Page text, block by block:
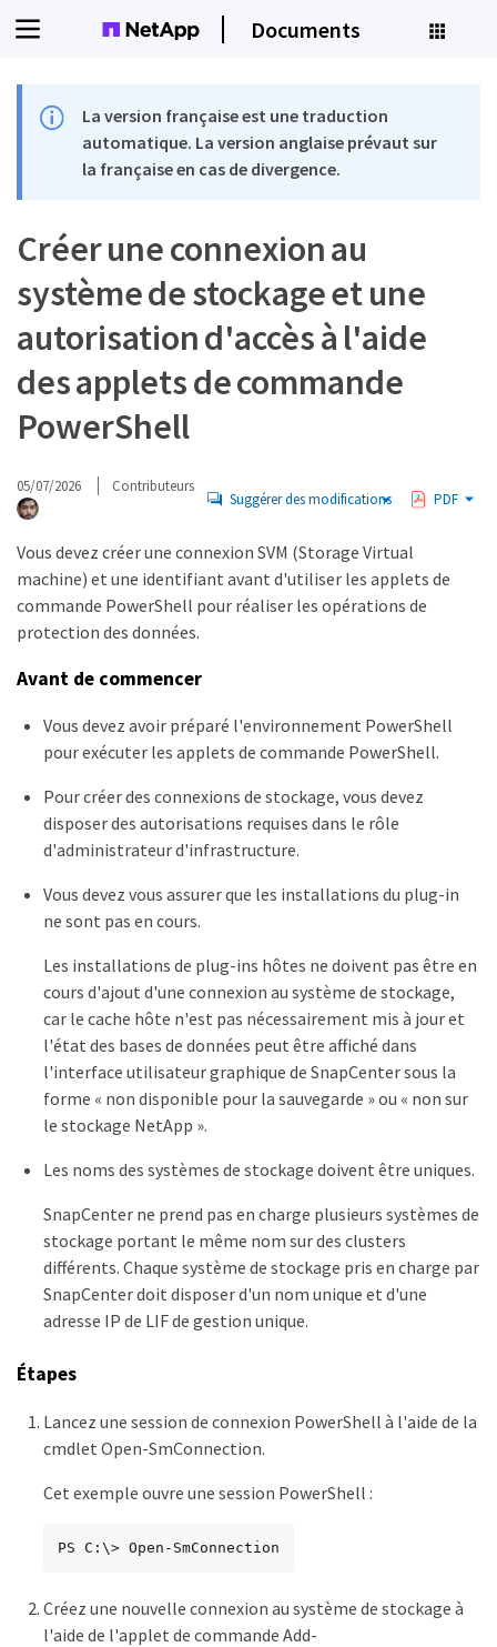
Documents
La version française est une traduction
automatique. La version anglaise prévaut sur
la française en cas de divergence.
Créer une connexion au
système de stockage et une
autorisation d'accès à l'aide
des applets de commande
PowerShell
05/07/2026 Contributeurs
Suggérer des modifications PDF
Vous devez créer une connexion SVM (Storage Virtual
machine) et une identifiant avant d'utiliser les applets de
commande PowerShell pour réaliser les opérations de
protection des données.
Avant de commencer
Vous devez avoir préparé l'environnement PowerShell
pour exécuter les applets de commande PowerShell.
Pour créer des connexions de stockage, vous devez
disposer des autorisations requises dans le rôle
d'administrateur d'infrastructure.
Vous devez vous assurer que les installations du plug-in
ne sont pas en cours.
Les installations de plug-ins hôtes ne doivent pas être en
cours d'ajout d'une connexion au système de stockage,
car le cache hôte n'est pas nécessairement mis à jour et
l'état des bases de données peut être affiché dans
l'interface utilisateur graphique de SnapCenter sous la
forme « non disponible pour la sauvegarde » ou « non sur
le stockage NetApp ».
Les noms des systèmes de stockage doivent être uniques.
SnapCenter ne prend pas en charge plusieurs systèmes de
stockage portant le même nom sur des clusters
différents. Chaque système de stockage pris en charge par
SnapCenter doit disposer d'un nom unique et d'une
adresse IP de LIF de gestion unique.
Étapes
Lancez une session de connexion PowerShell à l'aide de la
cmdlet Open-SmConnection.
Cet exemple ouvre une session PowerShell :
PS C:\> Open-SmConnection
Créez une nouvelle connexion au système de stockage à
l'aide de l'applet de commande Add-